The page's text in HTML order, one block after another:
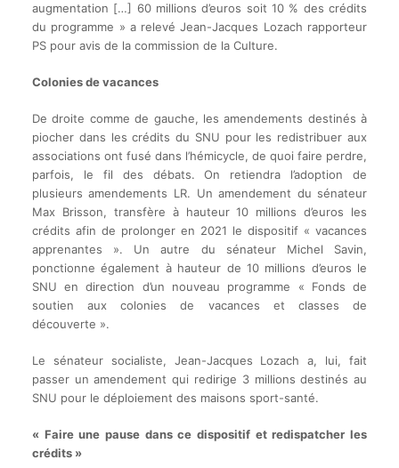
augmentation […] 60 millions d’euros soit 10 % des crédits
du programme » a relevé Jean-Jacques Lozach rapporteur
PS pour avis de la commission de la Culture.
Colonies de vacances
De droite comme de gauche, les amendements destinés à
piocher dans les crédits du SNU pour les redistribuer aux
associations ont fusé dans l’hémicycle, de quoi faire perdre,
parfois, le fil des débats. On retiendra l’adoption de
plusieurs amendements LR. Un amendement du sénateur
Max Brisson, transfère à hauteur 10 millions d’euros les
crédits afin de prolonger en 2021 le dispositif « vacances
apprenantes ». Un autre du sénateur Michel Savin,
ponctionne également à hauteur de 10 millions d’euros le
SNU en direction d’un nouveau programme « Fonds de
soutien aux colonies de vacances et classes de
découverte ».
Le sénateur socialiste, Jean-Jacques Lozach a, lui, fait
passer un amendement qui redirige 3 millions destinés au
SNU pour le déploiement des maisons sport-santé.
« Faire une pause dans ce dispositif et redispatcher les
crédits »